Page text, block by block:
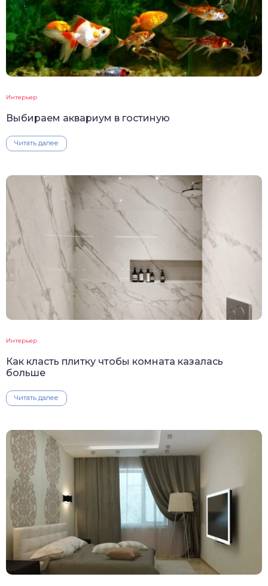
Интерьер
Выбираем аквариум в гостиную
Читать далее
Интерьер
Как класть плитку чтобы комната казалась
больше
Читать далее